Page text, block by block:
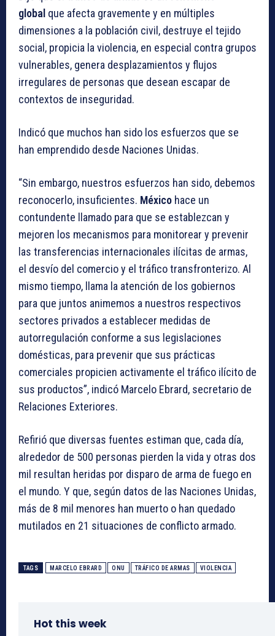
global que afecta gravemente y en múltiples
dimensiones a la población civil, destruye el tejido
social, propicia la violencia, en especial contra grupos
vulnerables, genera desplazamientos y flujos
irregulares de personas que desean escapar de
contextos de inseguridad.
Indicó que muchos han sido los esfuerzos que se
han emprendido desde Naciones Unidas.
“Sin embargo, nuestros esfuerzos han sido, debemos
reconocerlo, insuficientes. México hace un
contundente llamado para que se establezcan y
mejoren los mecanismos para monitorear y prevenir
las transferencias internacionales ilícitas de armas,
el desvío del comercio y el tráfico transfronterizo. Al
mismo tiempo, llama la atención de los gobiernos
para que juntos animemos a nuestros respectivos
sectores privados a establecer medidas de
autorregulación conforme a sus legislaciones
domésticas, para prevenir que sus prácticas
comerciales propicien activamente el tráfico ilícito de
sus productos”, indicó Marcelo Ebrard, secretario de
Relaciones Exteriores.
Refirió que diversas fuentes estiman que, cada día,
alrededor de 500 personas pierden la vida y otras dos
mil resultan heridas por disparo de arma de fuego en
el mundo. Y que, según datos de las Naciones Unidas,
más de 8 mil menores han muerto o han quedado
mutilados en 21 situaciones de conflicto armado.
TAGS MARCELO EBRARD ONU TRÁFICO DE ARMAS VIOLENCIA
Hot this week